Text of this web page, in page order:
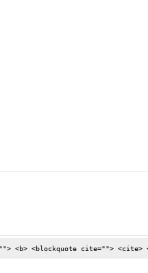
<blockquote cite=""> <cite>